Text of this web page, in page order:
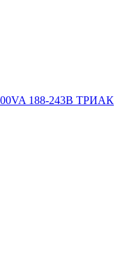
188-243В ТРИАК